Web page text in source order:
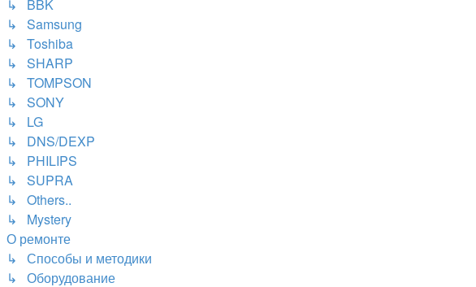
↳ BBK
↳ Samsung
↳ Toshiba
↳ SHARP
↳ TOMPSON
↳ SONY
↳ LG
↳ DNS/DEXP
↳ PHILIPS
↳ SUPRA
↳ Others..
↳ Mystery
О ремонте
↳ Способы и методики
↳ Оборудование